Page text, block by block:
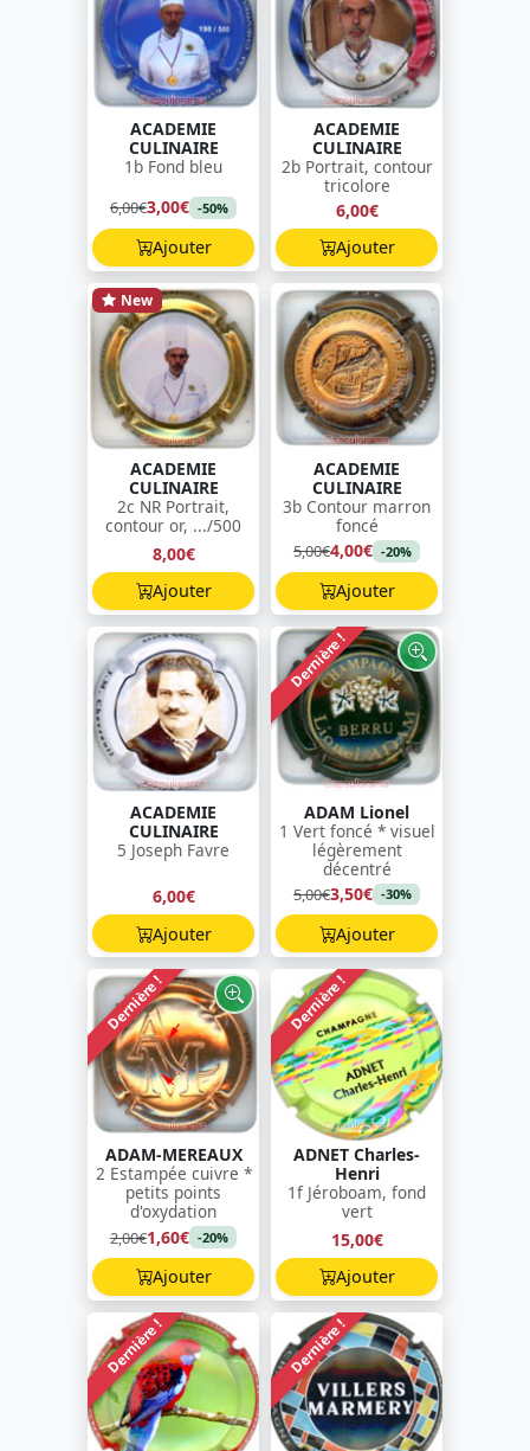
ACADEMIE
CULINAIRE
1b Fond bleu
6,00€3,00€ -50%
Ajouter
ACADEMIE
CULINAIRE
2b Portrait, contour
tricolore
6,00€
Ajouter
New
ACADEMIE
CULINAIRE
2c NR Portrait,
contour or, .../500
8,00€
Ajouter
ACADEMIE
CULINAIRE
3b Contour marron
foncé
5,00€4,00€ -20%
Ajouter
ACADEMIE
CULINAIRE
5 Joseph Favre
6,00€
Ajouter
Dernière !
ADAM Lionel
1 Vert foncé * visuel
légèrement
décentré
5,00€3,50€ -30%
Ajouter
Dernière !
ADAM-MEREAUX
2 Estampée cuivre *
petits points
d'oxydation
2,00€1,60€ -20%
Ajouter
Dernière !
ADNET Charles-
Henri
1f Jéroboam, fond
vert
15,00€
Ajouter
Dernière ! Dernière !